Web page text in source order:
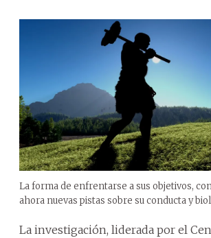
La forma de enfrentarse a sus objetivos,
ahora nuevas pistas sobre su conducta y
La investigación, liderada por el